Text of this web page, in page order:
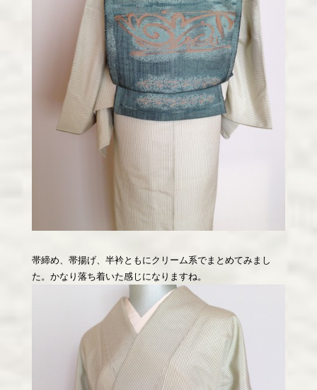
帯締め、帯揚げ、半衿ともにクリーム系でまとめてみまし
た。かなり落ち着いた感じになりますね。